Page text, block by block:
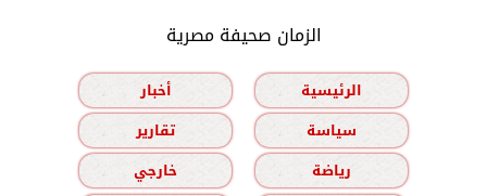
الزمان صحيفة مصرية
الرئيسية
أخبار
سياسة
تقارير
رياضة
خارجي